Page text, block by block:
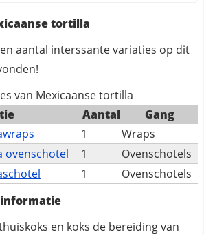
tortilla
aantal interssante variaties op dit
van Mexicaanse tortilla
Aantal
Gang
1
Wraps
ovenschotel
1
Ovenschotels
1
Ovenschotels
en koks de bereiding van